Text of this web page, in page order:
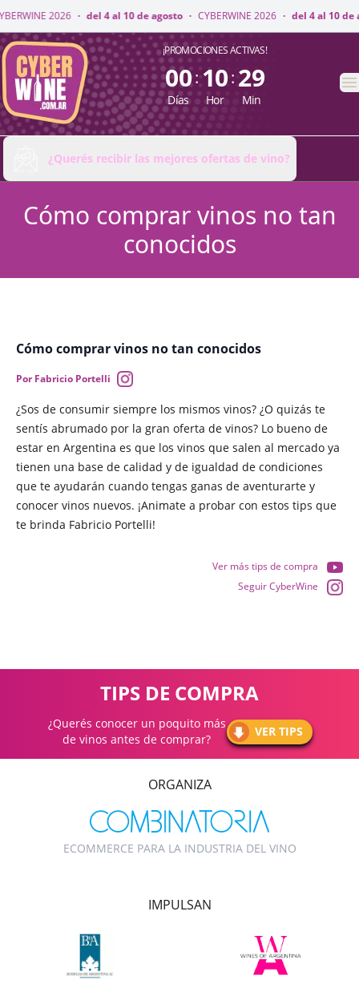
2026 · del 4 al 10 de agosto · CYBERWINE 2026 · del 4 al 10 de
CyberWine ¡PROMOCIONES ACTIVAS!
00
Días
: 10
Hor
: 29
Min
¿Querés recibir las mejores ofertas de vino?
Cómo comprar vinos no tan
conocidos
Cómo comprar vinos no tan conocidos
Por Fabricio Portelli
¿Sos de consumir siempre los mismos vinos? ¿O quizás te
sentís abrumado por la gran oferta de vinos? Lo bueno de
estar en Argentina es que los vinos que salen al mercado ya
tienen una base de calidad y de igualdad de condiciones
que te ayudarán cuando tengas ganas de aventurarte y
conocer vinos nuevos. ¡Animate a probar con estos tips que
te brinda Fabricio Portelli!
Ver más tips de compra
Seguir CyberWine
TIPS DE COMPRA
¿Querés conocer un poquito más
de vinos antes de comprar?
VER TIPS
ORGANIZA
ECOMMERCE PARA LA INDUSTRIA DEL VINO
IMPULSAN